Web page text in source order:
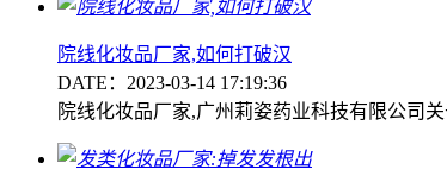
院线化妆品厂家,如何打破汉
DATE：2023-03-14 17:19:36
院线化妆品厂家,广州莉姿药业科技有限公司